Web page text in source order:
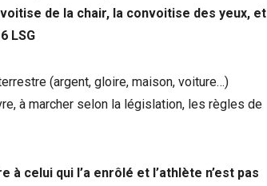
de la chair, la convoitise des yeux, et
LSG
(argent, gloire, maison, voiture…)
à marcher selon la législation, les règles de
à celui qui l’a enrôlé et l’athlète n’est pas